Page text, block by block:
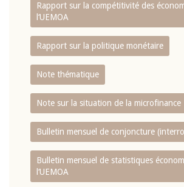
Rapport sur la compétitivité des
l‘UEMOA
Rapport sur la politique monétaire
Note thématique
Note sur la situation de la microfinance
Bulletin mensuel de conjoncture
Bulletin mensuel de statistiques
l‘UEMOA